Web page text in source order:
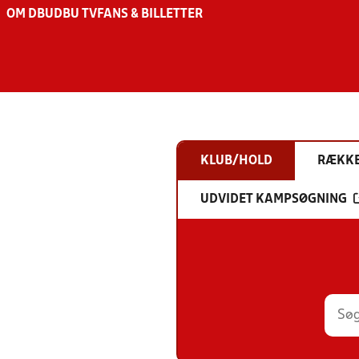
OM DBU DBU TV FANS & BILLETTER
KLUB/HOLD
UDVIDET KAMPSØGNING